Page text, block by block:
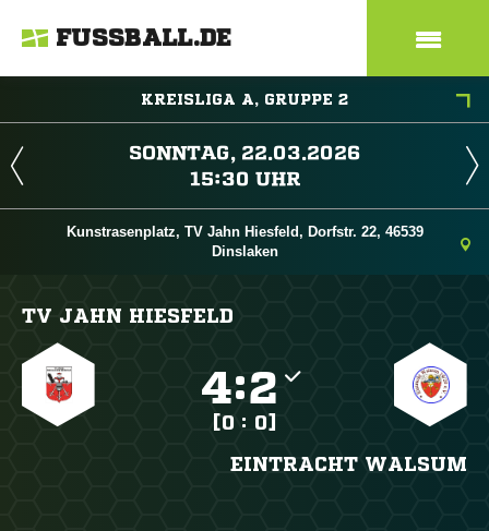
FUSSBALL.DE
KREISLIGA A, GRUPPE 2
 
 
Kunstrasenplatz, TV Jahn Hiesfeld, Dorfstr. 22, 46539
Dinslaken
TV JAHN HIESFELD
:
[0 : 0]
EINTRACHT WALSUM